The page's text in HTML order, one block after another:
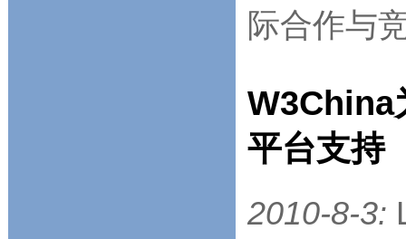
际合作与
W3China
平台支持
2010-8-3: